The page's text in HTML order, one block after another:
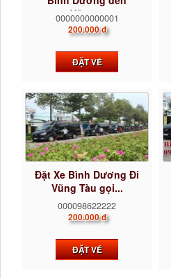
Vũng...
0000000000001
200.000 đ
ĐẶT VÉ
Đặt Xe Bình Dương Đi
Vũng Tàu gọi...
000098622222
200.000 đ
ĐẶT VÉ